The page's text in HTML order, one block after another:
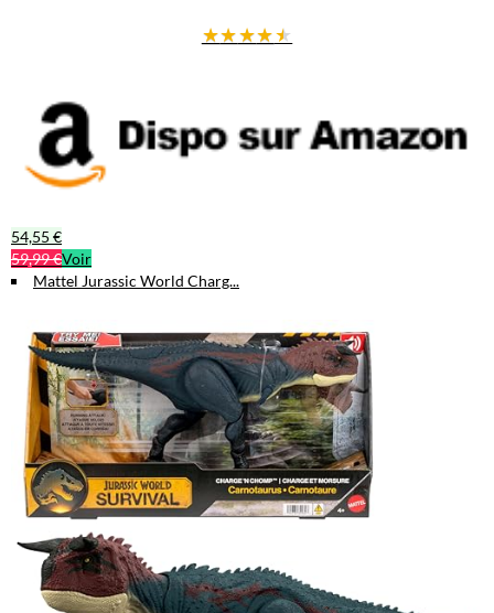
★★★★★
54,55 €
59,99 €Voir
Mattel Jurassic World Charg...